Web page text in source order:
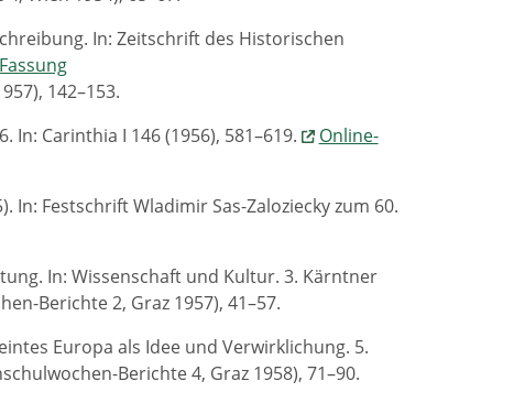
In: Zeitschrift des Historischen
142–153.
In: Carinthia I 146 (1956), 581–619.
Online-
In: Festschrift Wladimir Sas-Zaloziecky zum 60.
In: Wissenschaft und Kultur. 3. Kärntner
Berichte 2, Graz 1957), 41–57.
Europa als Idee und Verwirklichung. 5.
Berichte 4, Graz 1958), 71–90.